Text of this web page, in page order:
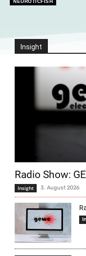
NEUROTICFISH
Insight
Radio Show:
Insight 3. August 2026